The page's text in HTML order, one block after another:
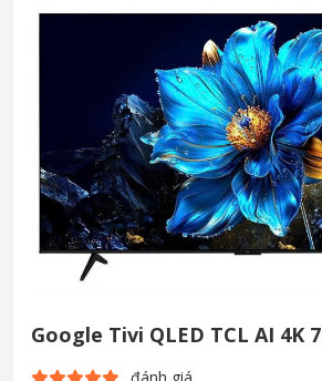
Google Tivi QLED TCL AI 4K